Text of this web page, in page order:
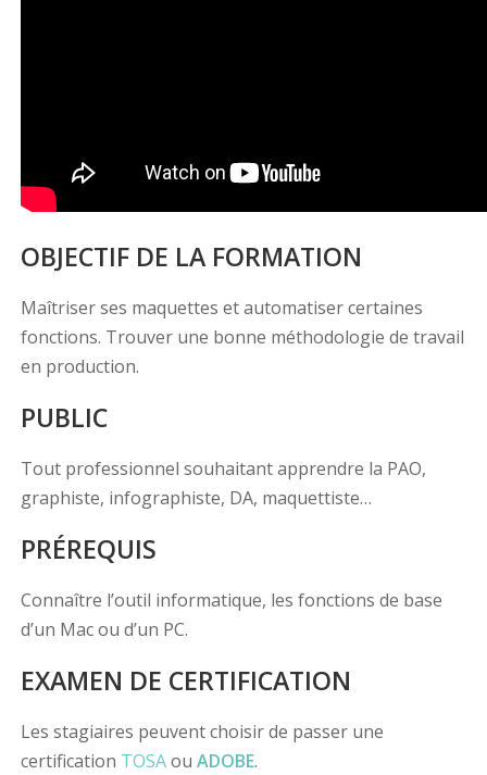
OBJECTIF DE LA FORMATION
Maîtriser ses maquettes et automatiser certaines
fonctions. Trouver une bonne méthodologie de travail
en production.
PUBLIC
Tout professionnel souhaitant apprendre la PAO,
graphiste, infographiste, DA, maquettiste…
PRÉREQUIS
Connaître l’outil informatique, les fonctions de base
d’un Mac ou d’un PC.
EXAMEN DE CERTIFICATION
Les stagiaires peuvent choisir de passer une
certification TOSAou ADOBE.